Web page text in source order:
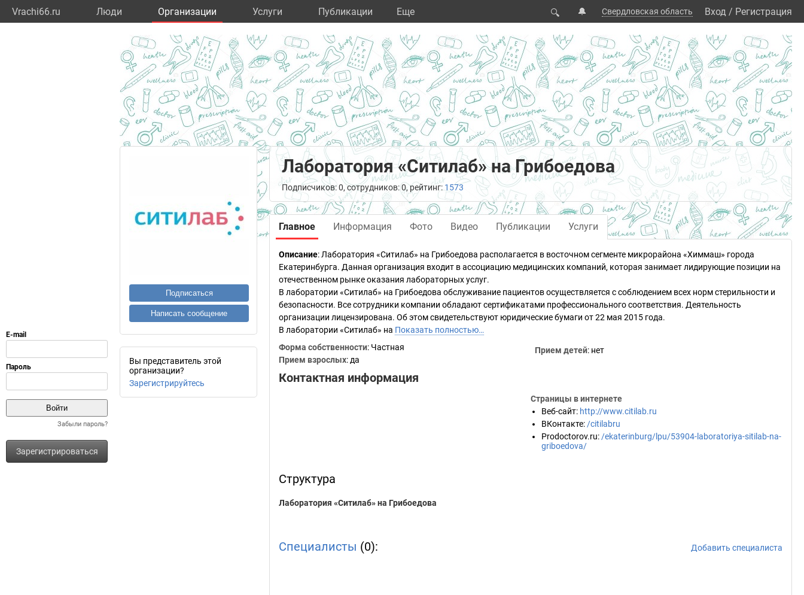
Vrachi66.ru Люди Организации Услуги Публикации Eще 🔍 🔔 Свердловская область Вход / Регистрация
Забыли пароль?
Зарегистрироваться
Подписаться
Написать сообщение
Вы представитель этой
организации?
Зарегистрируйтесь
Лаборатория «Ситилаб» на Грибоедова
Подписчиков: 0, сотрудников: 0, рейтинг: 1573
Главное Информация Фото Видео Публикации Услуги
Описание: Лаборатория «Ситилаб» на Грибоедова располагается в восточном сегменте микрорайона «Химмаш» города
Екатеринбурга. Данная организация входит в ассоциацию медицинских компаний, которая занимает лидирующие позиции на
отечественном рынке оказания лабораторных услуг.
В лаборатории «Ситилаб» на Грибоедова обслуживание пациентов осуществляется с соблюдением всех норм стерильности и
безопасности. Все сотрудники компании обладают сертификатами профессионального соответствия. Деятельность
организации лицензирована. Об этом свидетельствуют юридические бумаги от 22 мая 2015 года.
В лаборатории «Ситилаб» на Показать полностью…
Форма собственности: Частная
Прием взрослых: да
Прием детей: нет
Контактная информация
Страницы в интернете
Веб-сайт: http://www.citilab.ru
ВКонтакте: /citilabru
Prodoctorov.ru: /ekaterinburg/lpu/53904-laboratoriya-sitilab-na-
griboedova/
Структура
Лаборатория «Ситилаб» на Грибоедова
Специалисты (0): Добавить специалиста